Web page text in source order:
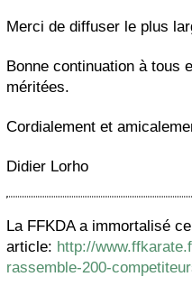
Merci de diffuser le plus
Bonne continuation à tous
méritées.
Cordialement et
Didier Lorho
La FFKDA a immortalisé
article: http://
rassemble-200-